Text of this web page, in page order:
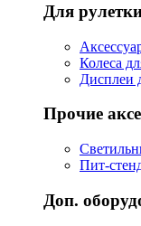
Для
Колеса
Дисплеи
Прочие
Пит-
Доп.